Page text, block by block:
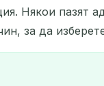
Някои пазят
за да